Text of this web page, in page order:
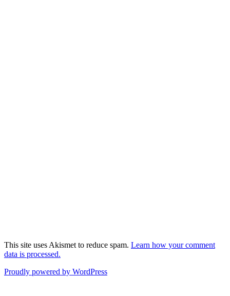
This site uses Akismet to reduce spam. Learn how your comment
data is processed.
Proudly powered by WordPress